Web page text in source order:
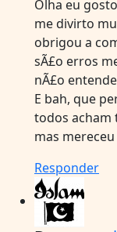
Olha eu
me divirto
obrigou a
sÃ£o erros
nÃ£o
E bah, que
todos acham
mas
Responder